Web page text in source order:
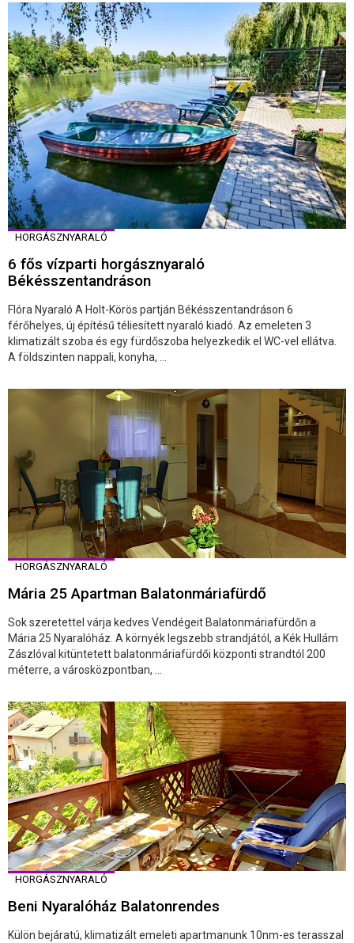
HORGÁSZNYARALÓ
6 fős vízparti horgásznyaraló
Békésszentandráson
Flóra Nyaraló A Holt-Körös partján Békésszentandráson 6
férőhelyes, új építésű téliesített nyaraló kiadó. Az emeleten 3
klimatizált szoba és egy fürdőszoba helyezkedik el WC-vel ellátva.
A földszinten nappali, konyha, ...
HORGÁSZNYARALÓ
Mária 25 Apartman Balatonmáriafürdő
Sok szeretettel várja kedves Vendégeit Balatonmáriafürdőn a
Mária 25 Nyaralóház. A környék legszebb strandjától, a Kék Hullám
Zászlóval kitüntetett balatonmáriafürdői központi strandtól 200
méterre, a városközpontban, ...
HORGÁSZNYARALÓ
Beni Nyaralóház Balatonrendes
Külön bejáratú, klimatizált emeleti apartmanunk 10nm-es terasszal